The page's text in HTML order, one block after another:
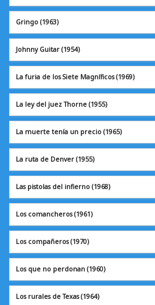
Gringo (1963)
Johnny Guitar (1954)
La furia de los Siete Magníficos (1969)
La ley del juez Thorne (1955)
La muerte tenía un precio (1965)
La ruta de Denver (1955)
Las pistolas del infierno (1968)
Los comancheros(1961)
Los compañeros(1970)
Los que no perdonan (1960)
Los rurales de Texas(1964)